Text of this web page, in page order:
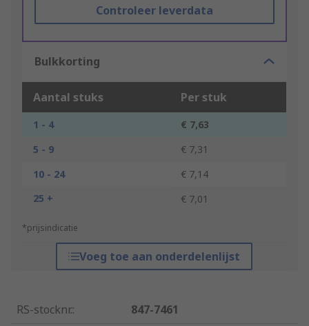
Controleer leverdata
Bulkkorting
Aantal stuks Per stuk
1 - 4
€ 7,63
5 - 9
€ 7,31
10 - 24
€ 7,14
25 +
€ 7,01
*prijsindicatie
Voeg toe aan onderdelenlijst
RS-stocknr.:
847-7461